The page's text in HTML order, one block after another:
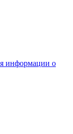
информации о